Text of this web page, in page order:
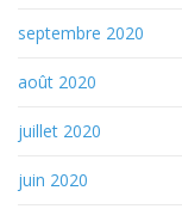
septembre 2020
août 2020
juillet 2020
juin 2020